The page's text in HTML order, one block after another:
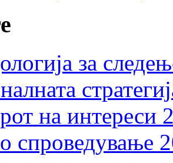
за
на интереси
спроведување